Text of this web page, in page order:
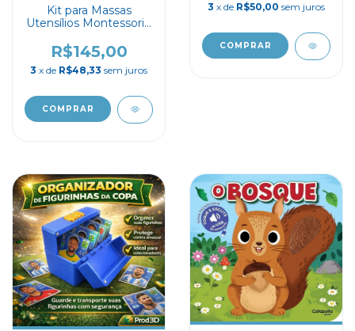
Kit para Massas
Utensílios Montessori -
R$145,00
3 x de R$48,33 sem juros
3 x de R$50,00 sem juros